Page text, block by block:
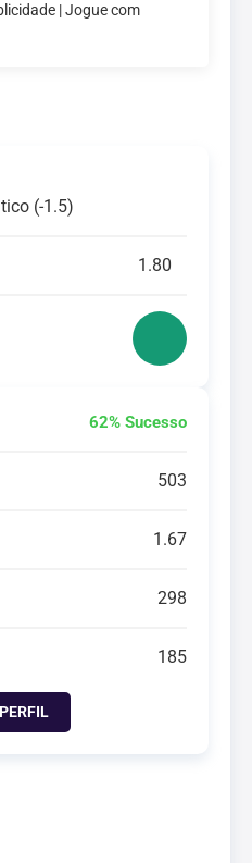
| Jogue com
(-1.5)
1.80
62% Sucesso
503
1.67
298
185